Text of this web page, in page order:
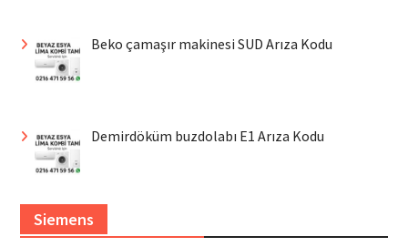
Beko çamaşır makinesi SUD Arıza Kodu
Demirdöküm buzdolabı E1 Arıza Kodu
Siemens